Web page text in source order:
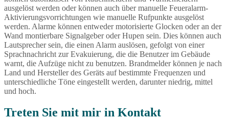
ausgelöst werden oder können auch über manuelle Feueralarm-
Aktivierungsvorrichtungen wie manuelle Rufpunkte ausgelöst
werden. Alarme können entweder motorisierte Glocken oder an der
Wand montierbare Signalgeber oder Hupen sein. Dies können auch
Lautsprecher sein, die einen Alarm auslösen, gefolgt von einer
Sprachnachricht zur Evakuierung, die die Benutzer im Gebäude
warnt, die Aufzüge nicht zu benutzen. Brandmelder können je nach
Land und Hersteller des Geräts auf bestimmte Frequenzen und
unterschiedliche Töne eingestellt werden, darunter niedrig, mittel
und hoch.
Treten Sie mit mir in Kontakt